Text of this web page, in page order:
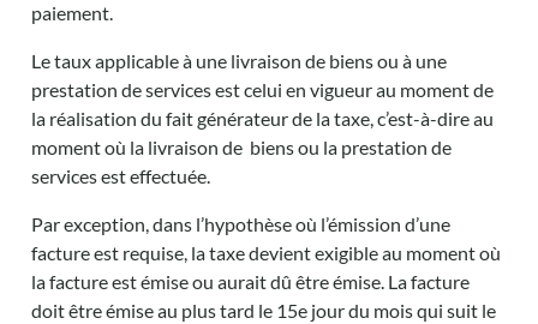
paiement.
Letauxapplicableà une livraison de biens ouà une
prestation deservicesest celuienvigueurau momentde
la réalisationdufaitgénérateurde la taxe, c’est-à-direau
momentoù la livraison de biens ou la prestation de
services est effectuée.
Par exception, dans l’hypothèse où l’émission d’une
facture est requise, la taxe devient exigible au moment où
la facture est émise ou aurait dû être émise. La facture
doit être émise au plus tard le 15e jour du mois qui suit le